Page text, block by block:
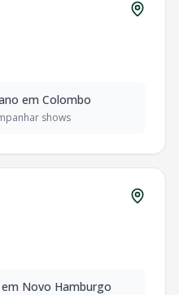
em Colombo
shows
em Novo Hamburgo